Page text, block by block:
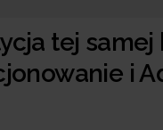
tej samej
i